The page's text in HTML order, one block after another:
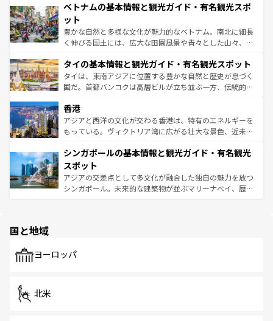
参照してほしい。
容にもいいと評判のスイーツなど、バラエティ豊かな料理
照してほしい。
き、地方に足を延ばせば四季折々の自然美を楽しむことが
できる。そして、キムチや焼肉、絶品のストリートフード
まで、さまざまな韓国料理が待っている。夜には、韓国な
らではのナイトライフも堪能できる。あたたかいホスピタ
わってみてほしい。 なお、新着の韓国情報はコンテンツ一
覧 を参照してほしい。
ベトナムの基本情報と観光ガイド・有名観光スポ
ット
豊かな自然と多様な文化が魅力的なベトナム。南北に細長
く伸びる国土には、広大な田園風景や青々とした山々、世
急速な発展と共に伝統が息づく。ハノイの古い町並みやホ
ーチミン市のフランス統治時代の建物も、独特の雰囲気を
醸し出している。また、バラエティの豊かさとおいしさで
とつ。フォーやバインミー、ベトナムコーヒーなどは、ぜ
ひ現地で味わいたい。どの地域を訪れてもあたたかい人々
が旅行者を迎えてくれるので、きっと忘れられない旅にな
参照してほしい。
タイの基本情報と観光ガイド・有名観光スポット
タイは、東南アジアに位置する豊かな自然と歴史が息づく
国だ。首都バンコクは高層ビルが立ち並ぶ一方、伝統的な
の活気が交差している。北部ではチェンマイなどの山岳地
帯で自然と触れ合い、南部ではプーケットやクラビの美し
いビーチでリゾート気分を楽しむことができる。タイ料理
激する。気候は一年中温暖で、どの季節にも異なる楽しみ
が待っている。親しみやすいタイの人々、仏教を中心とし
た文化、そして多様な観光資源が、訪れる旅人を魅了し続
ける。 なお、新着のタイ情報はコンテンツ一覧を参照して
香港
アジアと西洋の文化が交わる香港は、特有のエネルギーを
もっている。ヴィクトリア湾に広がる壮大な景色、近未来
み、どこを訪れても感動するはず。観光スポットが密集し
ており、効率よく見どころを回れるのも魅力。息をのむよ
うな絶景から文化的な体験まで、香港を存分に楽しみ尽く
そう。 なお、新着の香港情報はコンテンツ一覧を参照して
シンガポールの基本情報と観光ガイド・有名観光
スポット
アジアの交差点として多文化が融合した独自の魅力を放つ
シンガポール。未来的な建築物が並ぶマリーナベイ、歴史
で、ホーカーズは地元の風情を楽しめる外せないスポット
国と地域
ヨーロッパ
北米